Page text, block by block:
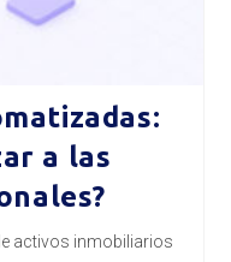
a las
activos inmobiliarios